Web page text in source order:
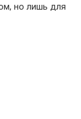
но лишь для